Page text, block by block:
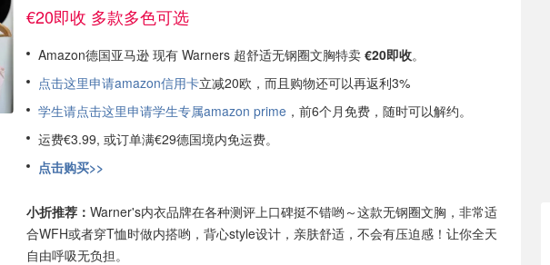
€20即收 多款多色可选
Amazon德国亚马逊 现有 Warners 超舒适无钢圈文胸特卖 €20即收。
点击这里申请amazon信用卡立减20欧，而且购物还可以再返利3%
学生请点击这里申请学生专属amazon prime ，前6个月免费，随时可以解约。
运费€3.99, 或订单满€29德国境内免运费。
点击购买>>
小折推荐： Warner's内衣品牌在各种测评上口碑挺不错哟～这款无钢圈文胸，非常适
合WFH或者穿T恤时做内搭哟，背心style设计，亲肤舒适，不会有压迫感！让你全天
自由呼吸无负担。